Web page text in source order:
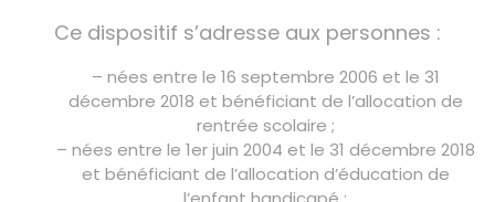
Ce dispositif s’adresse aux personnes :
– nées entre le 16 septembre 2006 et le 31
décembre 2018 et bénéficiant de l’allocation de
rentrée scolaire ;
– nées entre le 1er juin 2004 et le 31 décembre 2018
et bénéficiant de l’allocation d’éducation de